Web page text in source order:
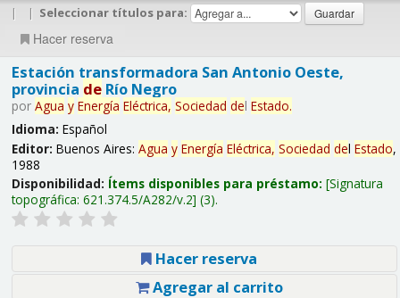
| | Seleccionar títulos para:
Hacer reserva
Estación transformadora San Antonio Oeste,
provincia deRío Negro
por Agua y Energía Eléctrica, Sociedad del Estado.
Idioma: Español
Editor: Buenos Aires: Agua y Energía Eléctrica, Sociedad del Estado,
1988
Disponibilidad: Ítems disponibles para préstamo: Signatura
topográfica: 621.374.5/A282/v.2 (3).
Hacer reserva
Agregar al carrito